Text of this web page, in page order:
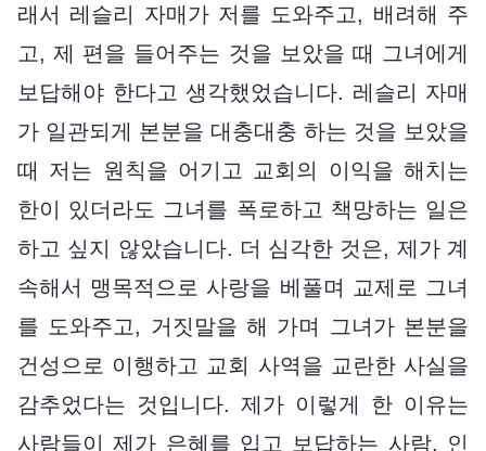
래서 레슬리 자매가 저를 도와주고, 배려해 주
고, 제 편을 들어주는 것을 보았을 때 그녀에게
보답해야 한다고 생각했었습니다. 레슬리 자매
가 일관되게 본분을 대충대충 하는 것을 보았을
때 저는 원칙을 어기고 교회의 이익을 해치는
한이 있더라도 그녀를 폭로하고 책망하는 일은
하고 싶지 않았습니다. 더 심각한 것은, 제가 계
속해서 맹목적으로 사랑을 베풀며 교제로 그녀
를 도와주고, 거짓말을 해 가며 그녀가 본분을
건성으로 이행하고 교회 사역을 교란한 사실을
감추었다는 것입니다. 제가 이렇게 한 이유는
사람들이 제가 은혜를 입고 보답하는 사람, 인